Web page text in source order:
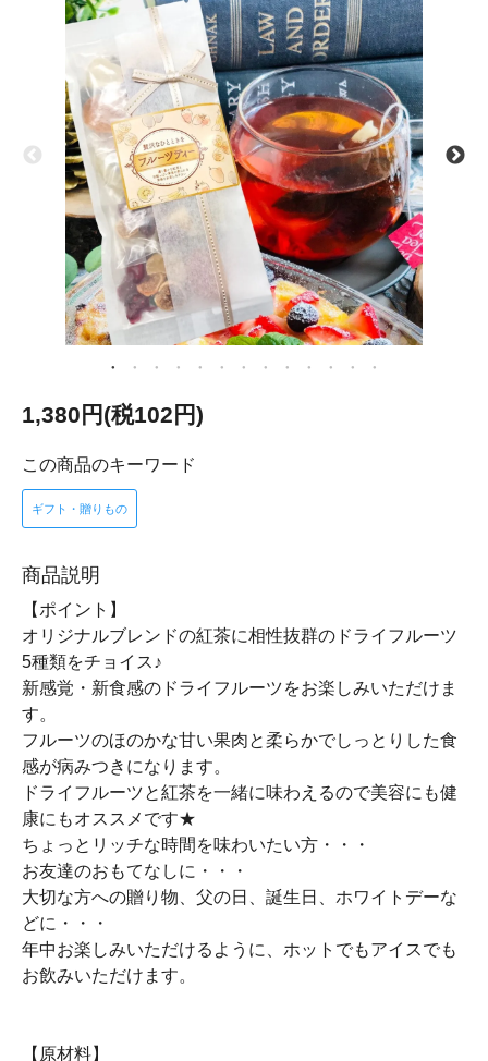
1,380円(税102円)
この商品のキーワード
ギフト・贈りもの
商品説明
【ポイント】
オリジナルブレンドの紅茶に相性抜群のドライフルーツ
5種類をチョイス♪
新感覚・新食感のドライフルーツをお楽しみいただけま
す。
フルーツのほのかな甘い果肉と柔らかでしっとりした食
感が病みつきになります。
ドライフルーツと紅茶を一緒に味わえるので美容にも健
康にもオススメです★
ちょっとリッチな時間を味わいたい方・・・
お友達のおもてなしに・・・
大切な方への贈り物、父の日、誕生日、ホワイトデーな
どに・・・
年中お楽しみいただけるように、ホットでもアイスでも
お飲みいただけます。
【原材料】